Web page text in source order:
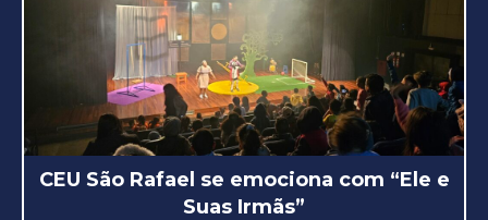
CEU São Rafael se emociona com “Ele e
Suas Irmãs”